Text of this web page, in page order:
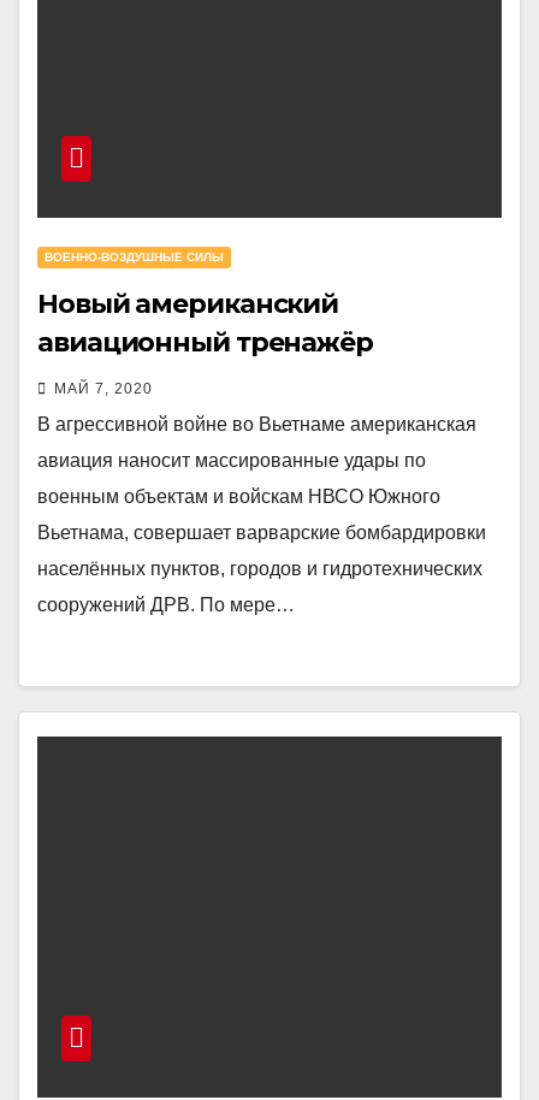
ВОЕННО-ВОЗДУШНЫЕ СИЛЫ
Новый американский
авиационный тренажёр
МАЙ 7, 2020
В агрессивной войне во Вьетнаме американская
авиация наносит массированные удары по
военным объектам и войскам НВСО Южного
Вьетнама, совершает варварские бомбардировки
населённых пунктов, городов и гидротехнических
сооружений ДРВ. По мере…